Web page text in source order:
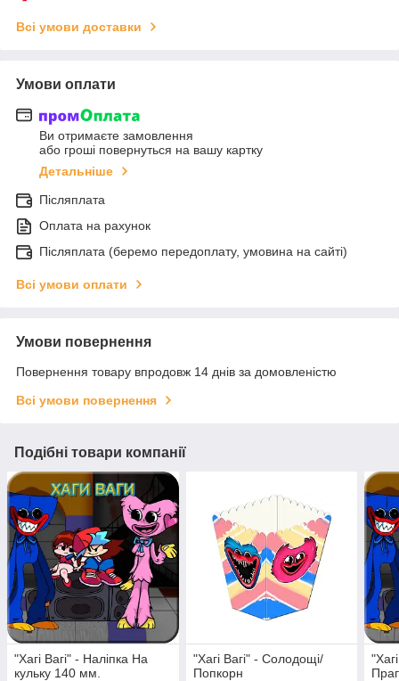
Всі умови доставки
Умови оплати
Ви отримаєте замовлення
або гроші повернуться на вашу картку
Детальніше
Післяплата
Оплата на рахунок
Післяплата (беремо передоплату, умовина на сайті)
Всі умови оплати
Умови повернення
Повернення товару впродовж 14 днів за домовленістю
Всі умови повернення
Подібні товари компанії
"Хагі Вагі" - Наліпка На
кульку 140 мм.
"Хагі Вагі" - Солодощі/
Попкорн